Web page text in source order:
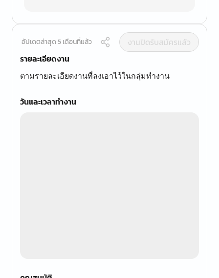
อัปเดตล่าสุด 5 เดือนที่แล้ว
งานปิดรับสมัครแล้ว
รายละเอียดงาน
ตามรายละเอียดงานที่ลงเอาไว้ในกลุ่มทำงาน
วันและเวลาทำงาน